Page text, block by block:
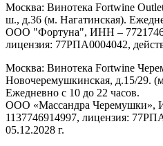
Москва: Винотека Fortwine
ш., д.36 (м. Нагатинская).
ООО "Фортуна", ИНН –
лицензия: 77РПА0004042,
Москва: Винотека Fortwine
Новочеремушкинская, д.15/29.
Ежедневно с 10 до 22 часов.
ООО «Массандра Черемушки»,
1137746914997, лицензия:
05.12.2028 г.